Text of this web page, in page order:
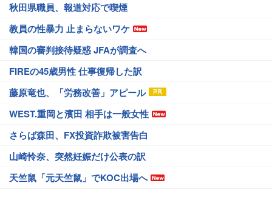
秋田県職員、報道対応で喫煙
教員の性暴力 止まらないワケ
韓国の審判接待疑惑 JFAが調査へ
FIREの45歳男性 仕事復帰した訳
藤原竜也、「労務改善」アピール
WEST.重岡と濱田 相手は一般女性
さらば森田、FX投資詐欺被害告白
山崎怜奈、突然妊娠だけ公表の訳
天竺鼠「元天竺鼠」でKOC出場へ